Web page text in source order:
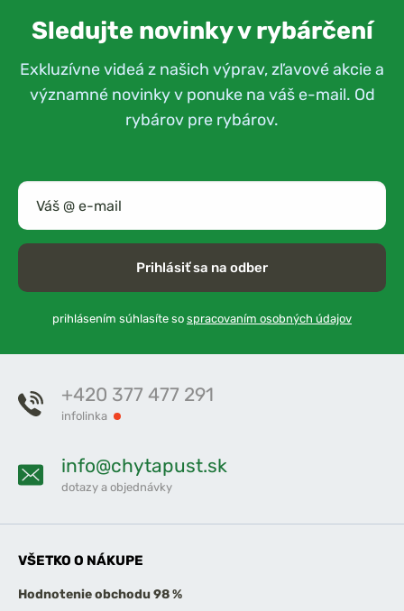
Sledujte novinky v rybárčení
Exkluzívne videá z našich výprav, zľavové akcie a
významné novinky v ponuke na váš e-mail. Od
rybárov pre rybárov.
Prihlásiť sa na odber
prihlásením súhlasíte so spracovaním osobných údajov
+420 377 477 291
infolinka
info@chytapust.sk
dotazy a objednávky
VŠETKO O NÁKUPE
Hodnotenie obchodu 98 %